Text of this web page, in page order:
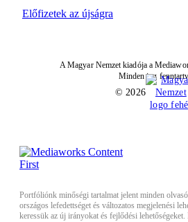
Előfizetek az újságra
A Magyar Nemzet kiadója a
Minden jog
© 2026
Portfóliónk minőségi tartalmat jelent minden
országos lefedettséget és változatos megjelenési
keressük az új irányokat és fejlődési